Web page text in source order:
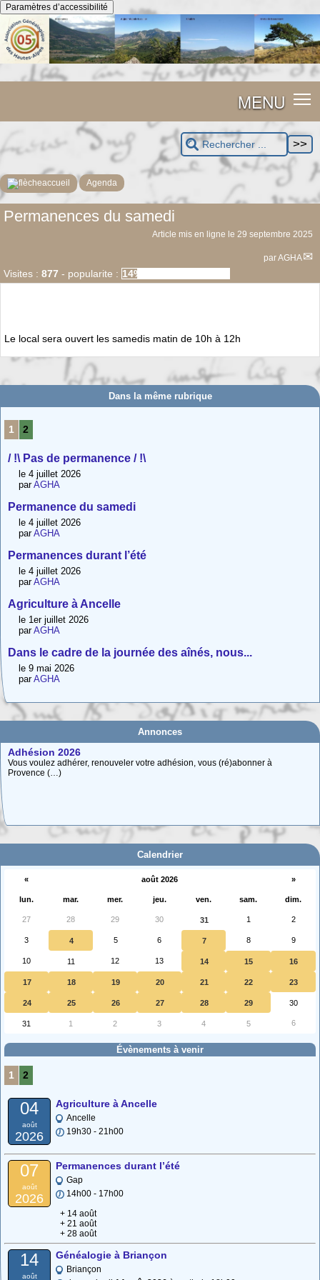
Panneau de gestion des cookies
Paramètres d’accessibilité
MENU
accueil Agenda
Permanences du samedi
Article mis en ligne le 29 septembre 2025
parAGHA
Visites : 877 - popularite : 14%
Le local sera ouvert les samedis matin de 10h à 12h
Dans la même rubrique
1 2
/ !\ Pas de permanence / !\
le 4 juillet 2026
parAGHA
Permanence du samedi
le 4 juillet 2026
parAGHA
Permanences durant l’été
le 4 juillet 2026
parAGHA
Agriculture à Ancelle
le 1er juillet 2026
parAGHA
Dans le cadre de la journée des aînés, nous...
le 9 mai 2026
parAGHA
Annonces
Adhésion 2026
Vous voulez adhérer, renouveler votre adhésion, vous (ré)abonner à
Provence (…)
Carte interactive des Hautes-Alpes
La carte interactive ci-dessous permet de situer facilement une commune
des (…)
Calendrier
« août 2026 »
lun. mar. mer. jeu. ven. sam. dim.
27 28 29 30 31 1 2
3 4 5 6 7 8 9
10 11 12 13 14 15 16
17 18 19 20 21 22 23
24 25 26 27 28 29 30
31 1 2 3 4 5 6
Évènements à venir
1 2
04
août
2026
Agriculture à Ancelle
Ancelle
19h30 - 21h00
07
août
2026
Permanences durant l’été
Gap
14h00 - 17h00
+ 14 août
+ 21 août
+ 28 août
14
août
Généalogie à Briançon
Briançon